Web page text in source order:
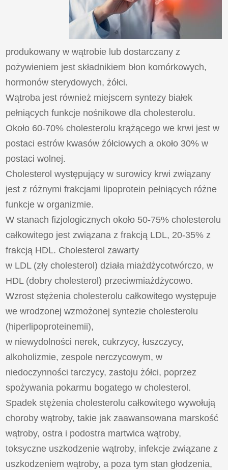
produkowany w wątrobie lub dostarczany z
pożywieniem jest składnikiem błon komórkowych,
hormonów sterydowych, żółci.
Wątroba jest również miejscem syntezy białek
pełniących funkcje nośnikowe dla cholesterolu.
Około 60-70% cholesterolu krążącego we krwi jest w
postaci estrów kwasów żółciowych a około 30% w
postaci wolnej.
Cholesterol występujący w surowicy krwi związany
jest z różnymi frakcjami lipoprotein pełniących różne
funkcje w organizmie.
W stanach fizjologicznych około 50-75% cholesterolu
całkowitego jest związana z frakcją LDL, 20-35% z
frakcją HDL. Cholesterol zawarty
w LDL (zły cholesterol) działa miażdżycotwórczo, w
HDL (dobry cholesterol) przeciwmiażdżycowo.
Wzrost stężenia cholesterolu całkowitego występuje
we wrodzonej wzmożonej syntezie cholesterolu
(hiperlipoproteinemii),
w niewydolności nerek, cukrzycy, łuszczycy,
alkoholizmie, zespole nerczycowym, w
niedoczynności tarczycy, zastoju żółci, poprzez
spożywania pokarmu bogatego w cholesterol.
Spadek stężenia cholesterolu całkowitego wywołują
choroby wątroby, takie jak zaawansowana marskość
wątroby, ostra i podostra martwica wątroby,
toksyczne uszkodzenie wątroby, infekcje związane z
uszkodzeniem wątroby, a poza tym stan głodzenia,